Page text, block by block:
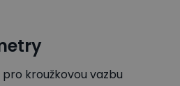
kroužkovou vazbu